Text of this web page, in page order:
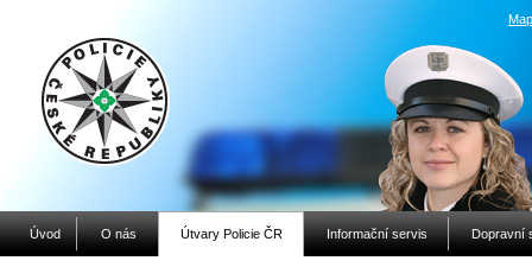
Úvod O nás Útvary Policie ČR Informační servis Dopravní